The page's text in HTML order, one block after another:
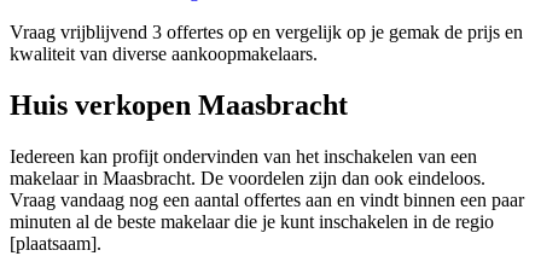
Vraag vrijblijvend 3 offertes op en vergelijk op je gemak de prijs en
kwaliteit van diverse aankoopmakelaars.
Huis verkopen Maasbracht
Iedereen kan profijt ondervinden van het inschakelen van een
makelaar in Maasbracht. De voordelen zijn dan ook eindeloos.
Vraag vandaag nog een aantal offertes aan en vindt binnen een paar
minuten al de beste makelaar die je kunt inschakelen in de regio
[plaatsaam].